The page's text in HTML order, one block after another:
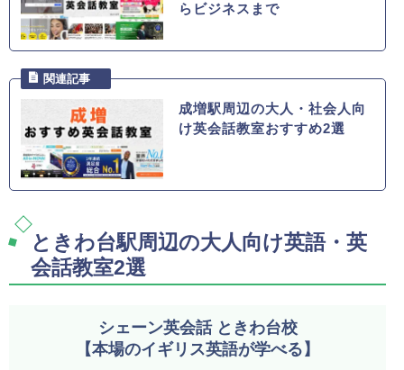
らビジネスまで
成増駅周辺の大人・社会人向
け英会話教室おすすめ2選
ときわ台駅周辺の大人向け英語・英
会話教室2選
シェーン英会話 ときわ台校
【本場のイギリス英語が学べる】